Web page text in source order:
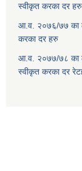
स्वीकृत करका दर हरु
आ.व. २०७६/७७ का
करका दर हरु
आ.व. २०७७/७८ का
स्वीकृत करका दर